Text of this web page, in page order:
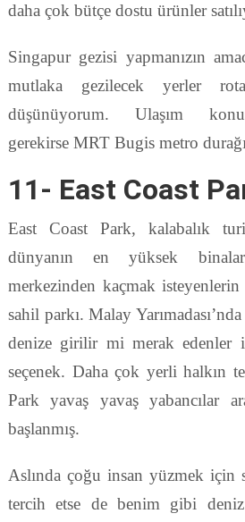
daha çok bütçe dostu ürünler
Singapur gezisi yapmanızın
mutlaka gezilecek yerler
düşünüyorum. Ulaşım
gerekirse MRT Bugis metro
11- East Coast
East Coast Park, kalabalık
dünyanın en yüksek
merkezinden kaçmak
sahil parkı. Malay
denize girilir mi merak
seçenek. Daha çok yerli halkın
Park yavaş yavaş yabancılar
başlanmış.
Aslında çoğu insan yüzmek için
tercih etse de benim gibi